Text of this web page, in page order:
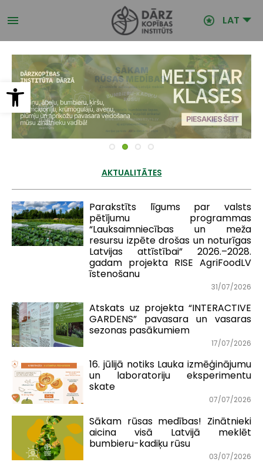
Open toolbar
uz
galveno LAT
AKTUALITĀTES
Parakstīts līgums par valsts
pētījumu programmas
“Lauksaimniecības un meža
resursu izpēte drošas un noturīgas
Latvijas attīstībai” 2026.–2028.
gadam projekta RISE AgriFoodLV
īstenošanu
31/07/2026
Atskats uz projekta “INTERACTIVE
GARDENS” pavasara un vasaras
sezonas pasākumiem
17/07/2026
16. jūlijā notiks Lauka izmēģinājumu
un laboratoriju eksperimentu
skate
07/07/2026
Sākam rūsas medības! Zinātnieki
aicina visā Latvijā meklēt
bumbieru-kadiķu rūsu
03/07/2026